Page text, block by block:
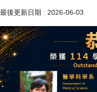
最後更新日期 : 2026-06-03